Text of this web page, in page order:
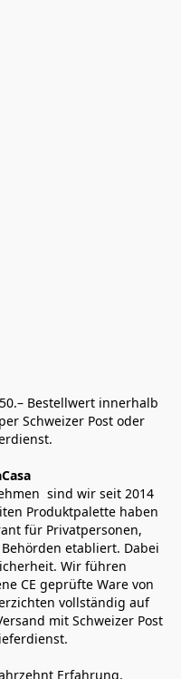
Bestellwert innerhalb
Schweizer Post oder
sind wir seit 2014
Produktpalette haben
für Privatpersonen,
etabliert. Dabei
Wir führen
CE geprüfte Ware von
vollständig auf
mit Schweizer Post
Erfahrung,